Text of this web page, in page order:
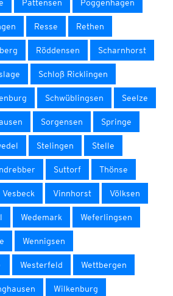
Pattensen Poggenhagen
Resse Rethen
Röddensen Scharnhorst
Schloß Ricklingen
Schwüblingsen Seelze
Sorgensen Springe
Stelingen Stelle
Suttorf Thönse
Vesbeck Vinnhorst Völksen
Wedemark Weferlingsen
Wennigsen
Westerfeld Wettbergen
Wilkenburg